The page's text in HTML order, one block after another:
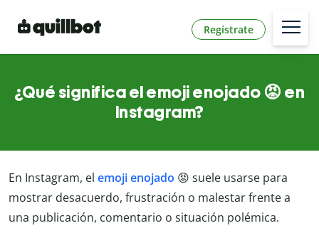
Regístrate
¿Qué significa el emoji enojado 😡 en
Instagram?
En Instagram, el emoji enojado 😡 suele usarse para
mostrar desacuerdo, frustración o malestar frente a
una publicación, comentario o situación polémica.